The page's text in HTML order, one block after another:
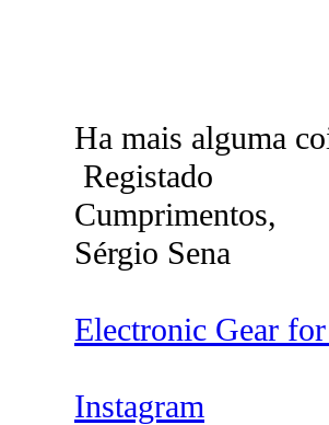
Ha mais alguma
Registado
Cumprimentos,
Sérgio Sena
Electronic Gear
Instagram